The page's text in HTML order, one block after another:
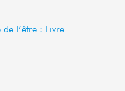
de l’être : Livre